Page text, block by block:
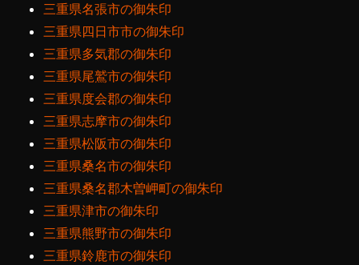
三重県名張市の御朱印
三重県四日市市の御朱印
三重県多気郡の御朱印
三重県尾鷲市の御朱印
三重県度会郡の御朱印
三重県志摩市の御朱印
三重県松阪市の御朱印
三重県桑名市の御朱印
三重県桑名郡木曽岬町の御朱印
三重県津市の御朱印
三重県熊野市の御朱印
三重県鈴鹿市の御朱印